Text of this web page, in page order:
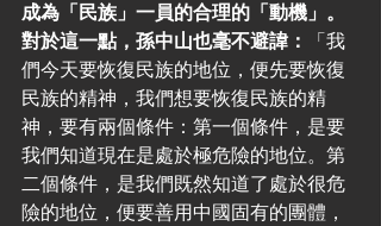
成為「民族」一員的合理的「動機」。
對於這一點，孫中山也毫不避諱：
「我
們今天要恢復民族的地位，便先要恢復
民族的精神，我們想要恢復民族的精
神，要有兩個條件：第一個條件，是要
我們知道現在是處於極危險的地位。第
二個條件，是我們既然知道了處於很危
險的地位，便要善用中國固有的團體，